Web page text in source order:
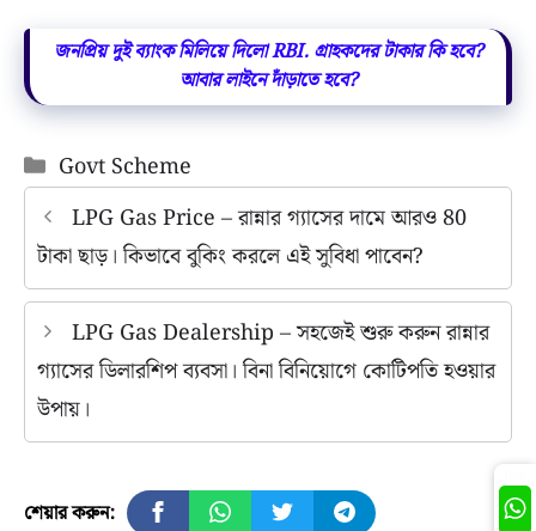
জনপ্রিয় দুই ব্যাংক মিলিয়ে দিলো RBI. গ্রাহকদের টাকার কি হবে?
আবার লাইনে দাঁড়াতে হবে?
Categories
Govt Scheme
LPG Gas Price – রান্নার গ্যাসের দামে আরও 80
টাকা ছাড়। কিভাবে বুকিং করলে এই সুবিধা পাবেন?
LPG Gas Dealership – সহজেই শুরু করুন রান্নার
গ্যাসের ডিলারশিপ ব্যবসা। বিনা বিনিয়োগে কোটিপতি হওয়ার
উপায়।
শেয়ার করুন: